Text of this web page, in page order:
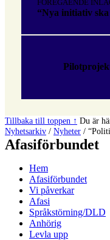
huvudnavigeringen
FÖREGÅENDE
“Nya initiativ
Tillbaka till toppen ↑ Du är
Nyhetsarkiv / Nyheter /
Afasiförbundet
Hem
Afasiförbundet
Vi påverkar
Afasi
Språkstörning/DLD
Anhörig
Levla upp